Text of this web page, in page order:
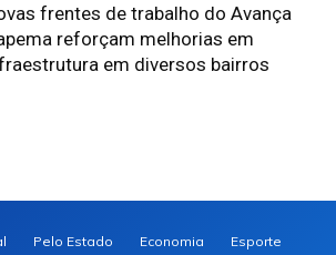
frentes de trabalho do Avança
reforçam melhorias em
em diversos bairros
Pelo Estado Economia Esporte